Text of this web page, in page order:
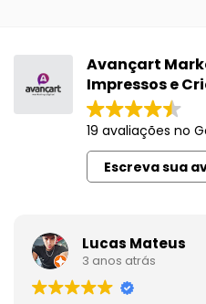
Avançart
Impressos e
19 avaliações no
Escreva sua
Lucas Mateus
3 anos atrás